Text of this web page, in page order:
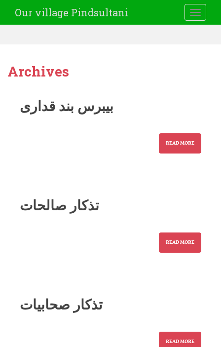
Our village Pindsultani
Archives
بیبرس بند قداری
READ MORE
تذکار صالحات
READ MORE
تذکار صحابیات
READ MORE